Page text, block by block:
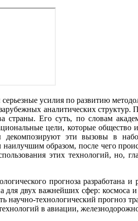
усилия по развитию
аналитических структур.
страны. Его суть, по словам
цели, которые
декомпозируют эти вызовы в
наилучшим образом, после чего
этих технологий, но,
прогноза
для двух важнейших сфер:
научно-технологический прогноз
в авиации,